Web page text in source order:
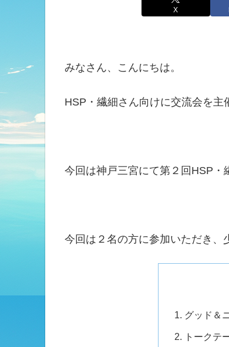
X
みなさん、こんにちは。
HSP・繊細さん向けに交流会を主
今回は神戸三宮にて第２回HSP・
今回は２名の方に参加いただき、
グッド＆
トークテ